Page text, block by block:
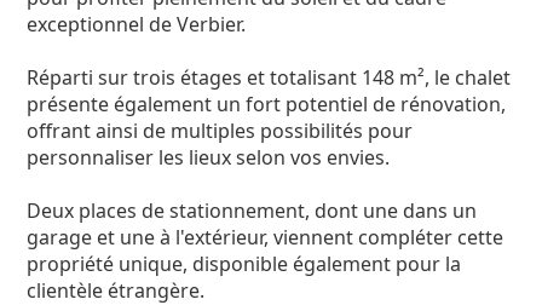
exceptionnel de Verbier.
Réparti sur trois étages et totalisant 148 m², le chalet
présente également un fort potentiel de rénovation,
offrant ainsi de multiples possibilités pour
personnaliser les lieux selon vos envies.
Deux places de stationnement, dont une dans un
garage et une à l'extérieur, viennent compléter cette
propriété unique, disponible également pour la
clientèle étrangère.